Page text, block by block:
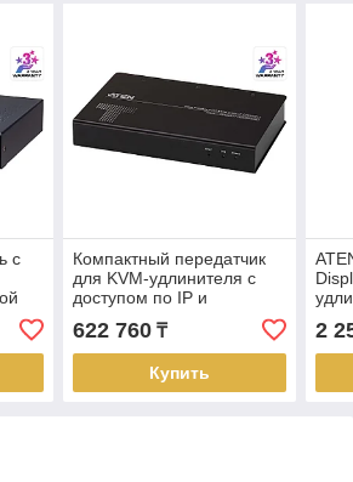
с
Компактный передатчик
для KVM-удлинителя с
доступом по IP и
DisplayPort KE9900ST
ATEN
622 760₸
Купить
2